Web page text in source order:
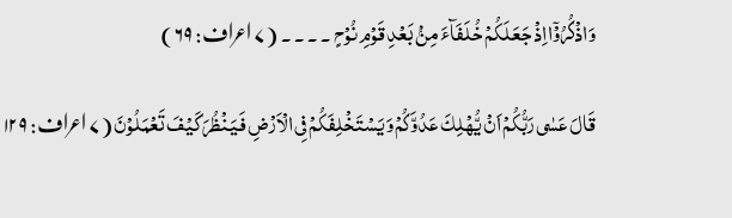
وَ اذۡکُرُوۡۤا اِذۡ جَعَلَکُمۡ خُلَفَآءَ مِنۡۢ بَعۡدِ قَوۡمِ نُوۡحٍ۔۔۔۔ (۷ اعراف: ۶۹)
قَالَ عَسٰی رَبُّکُمۡ اَنۡ یُّہۡلِکَ عَدُوَّکُمۡ وَ یَسۡتَخۡلِفَکُمۡ فِی الۡاَرۡضِ فَیَنۡظُرَ کَیۡفَ تَعۡمَلُوۡنَ(۷ اعراف: ۱۲۹)